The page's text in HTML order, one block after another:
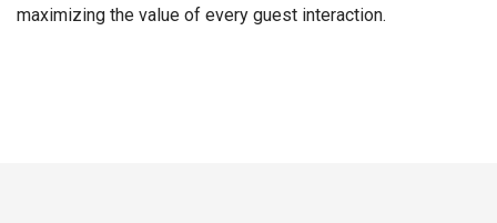
maximizing the value of every guest interaction.